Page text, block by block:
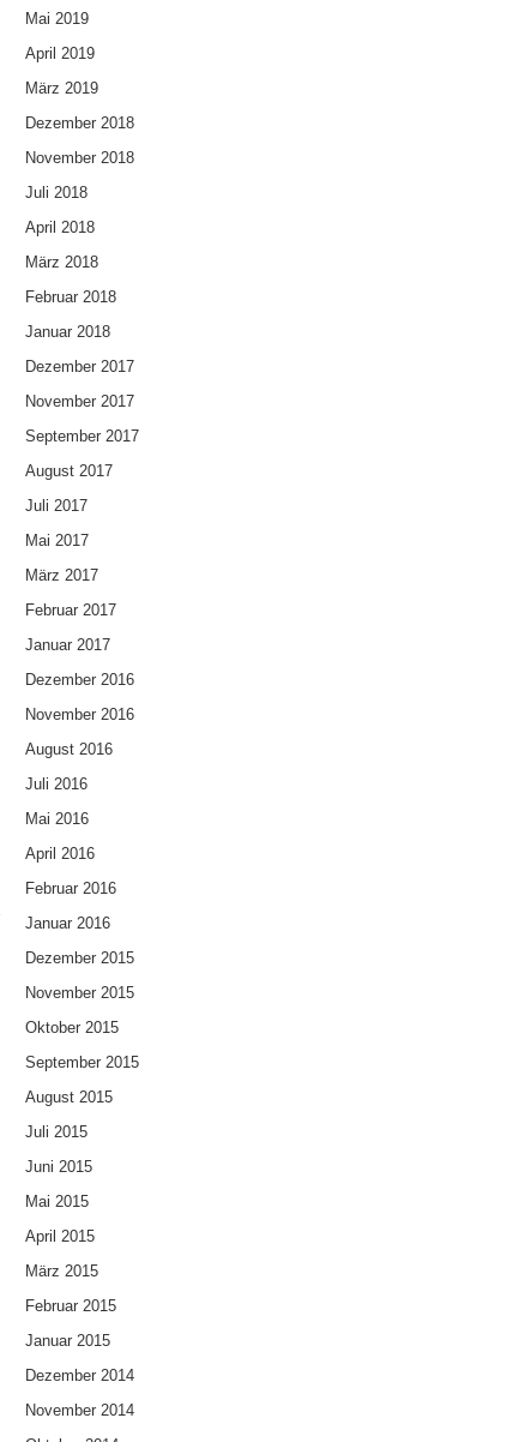
Mai 2019
April 2019
März 2019
Dezember 2018
November 2018
Juli 2018
April 2018
März 2018
Februar 2018
Januar 2018
Dezember 2017
November 2017
September 2017
August 2017
Juli 2017
Mai 2017
März 2017
Februar 2017
Januar 2017
Dezember 2016
November 2016
August 2016
Juli 2016
Mai 2016
April 2016
Februar 2016
Januar 2016
Dezember 2015
November 2015
Oktober 2015
September 2015
August 2015
Juli 2015
Juni 2015
Mai 2015
April 2015
März 2015
Februar 2015
Januar 2015
Dezember 2014
November 2014